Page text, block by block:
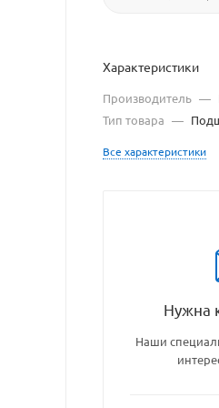
Характеристики
Производитель —
Тип товара —
Все характеристики
Нужна
Наши